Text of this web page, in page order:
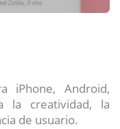
iPhone, Android,
la creatividad, la
de usuario.